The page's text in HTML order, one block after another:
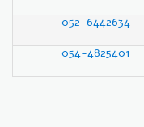
052-6442634
054-4825401